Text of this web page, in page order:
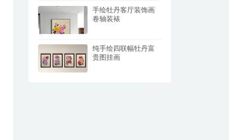
手绘牡丹客厅装饰画
卷轴装裱
纯手绘四联幅牡丹富
贵图挂画